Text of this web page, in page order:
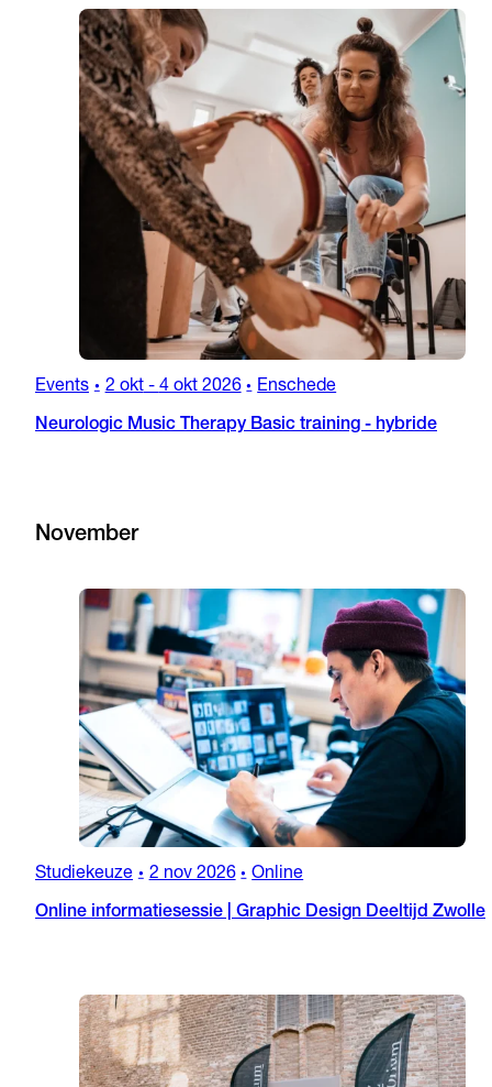
Events • 2 okt- 4 okt 2026 • Enschede
Neurologic Music Therapy Basic training - hybride
November
Studiekeuze • 2 nov 2026 • Online
Online informatiesessie | Graphic Design Deeltijd Zwolle